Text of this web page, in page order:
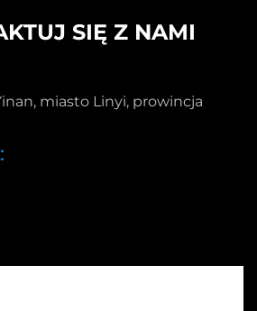
SIĘ Z NAMI
miasto Linyi, prowincja